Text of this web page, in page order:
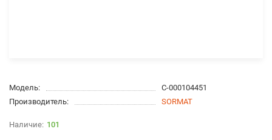
Модель:
С-000104451
Производитель:
SORMAT
101